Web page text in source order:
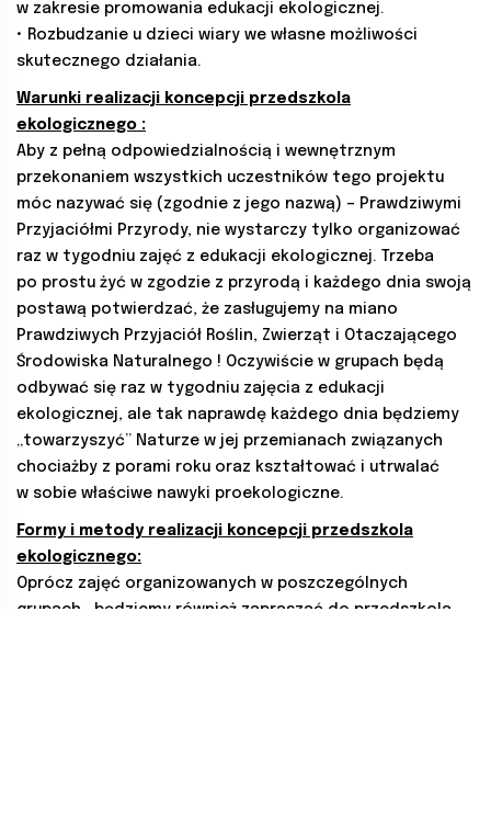
w zakresie promowania edukacji ekologicznej.
• Rozbudzanie u dzieci wiary we własne możliwości
skutecznego działania.
Warunki realizacji koncepcji przedszkola
ekologicznego :
Aby z pełną odpowiedzialnością i wewnętrznym
przekonaniem wszystkich uczestników tego projektu
móc nazywać się (zgodnie z jego nazwą) – Prawdziwymi
Przyjaciółmi Przyrody, nie wystarczy tylko organizować
raz w tygodniu zajęć z edukacji ekologicznej. Trzeba
po prostu żyć w zgodzie z przyrodą i każdego dnia swoją
postawą potwierdzać, że zasługujemy na miano
Prawdziwych Przyjaciół Roślin, Zwierząt i Otaczającego
Środowiska Naturalnego ! Oczywiście w grupach będą
odbywać się raz w tygodniu zajęcia z edukacji
ekologicznej, ale tak naprawdę każdego dnia będziemy
„towarzyszyć” Naturze w jej przemianach związanych
chociażby z porami roku oraz kształtować i utrwalać
w sobie właściwe nawyki proekologiczne.
Formy i metody realizacji koncepcji przedszkola
ekologicznego:
Oprócz zajęć organizowanych w poszczególnych
grupach , będziemy również zapraszać do przedszkola